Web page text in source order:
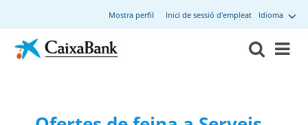
Idioma
Mostra perfil Inici de sessió d'empleat